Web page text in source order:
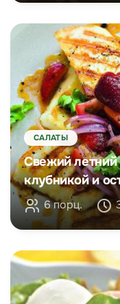
САЛАТЫ
Свежий летний
клубникой и
6 порц.